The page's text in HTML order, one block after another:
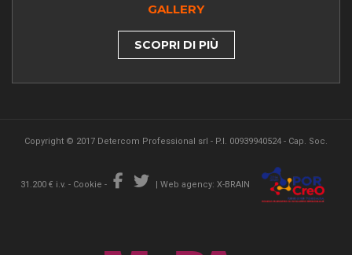
GALLERY
SCOPRI DI PIÙ
Copyright © 2017 Detercom Professional srl - P.I. 00939940524 - Cap. Soc.
31.200 € i.v. - Cookie - | Web agency: X-BRAIN